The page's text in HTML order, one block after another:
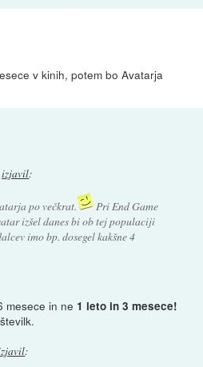
v kinih, potem bo Avatarja
izjavil:
po večkrat.
Pri End Game
izšel danes bi ob tej populaciji
imo bp. dosegel kakšne 4
mesece in ne 1 leto in 3 mesece!
: